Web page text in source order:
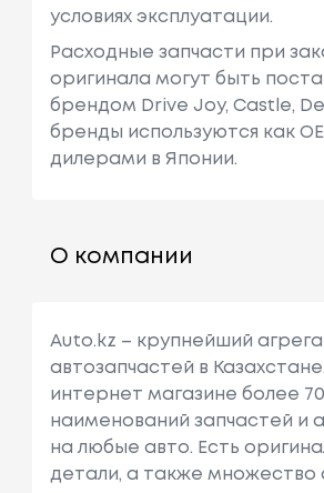
условиях эксплуатации.
Расходные запчасти при
оригинала могут быть
брендом Drive Joy, Castle,
бренды используются как
дилерами в Японии.
О компании
Auto.kz – крупнейший
автозапчастей в
интернет магазине более
наименований запчастей и
на любые авто. Есть
детали, а также множество